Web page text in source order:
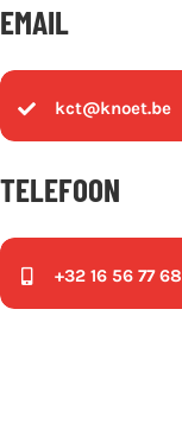
EMAIL
kct@knoet.be
TELEFOON
+32 16 56 77 68